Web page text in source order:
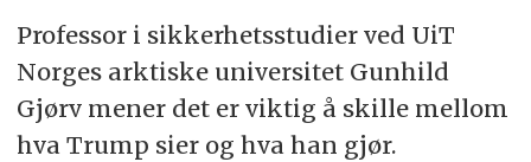
Professor i sikkerhetsstudier ved UiT
Norges arktiske universitet Gunhild
Gjørv mener det er viktig å skille mellom
hva Trump sier og hva han gjør.